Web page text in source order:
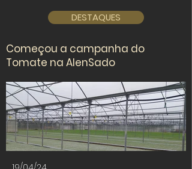
DESTAQUES
Começou a campanha do
Tomate na AlenSado